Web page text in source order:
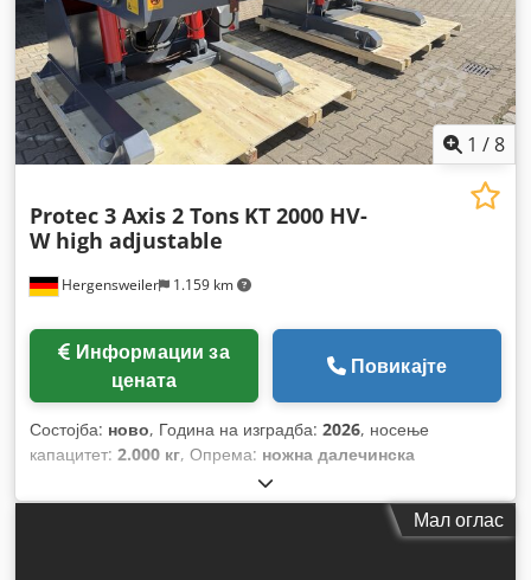
1 /8
Hergensweiler 1.159 km
Protec 3 Axis 2 Tons KT 2000 HV-
W high adjustable
цената
Повикајте
Состојба: ново, Година на изградба: 2026, носење
капацитет: 2.000 кг, Опрема: ножна далечинска
Мал оглас